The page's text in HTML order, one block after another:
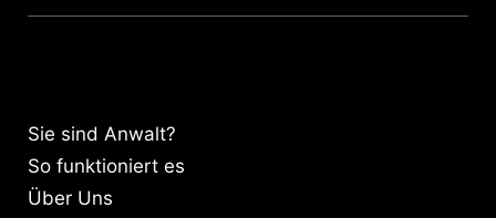
Sie sind Anwalt?
So funktioniert es
Über Uns